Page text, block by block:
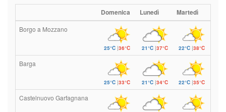
Domenica Lunedì Martedì
Borgo a Mozzano
25°C|36°C 21°C|37°C 22°C |38°C
Barga
25°C|33°C 21°C|34°C 22°C |35°C
Castelnuovo Garfagnana